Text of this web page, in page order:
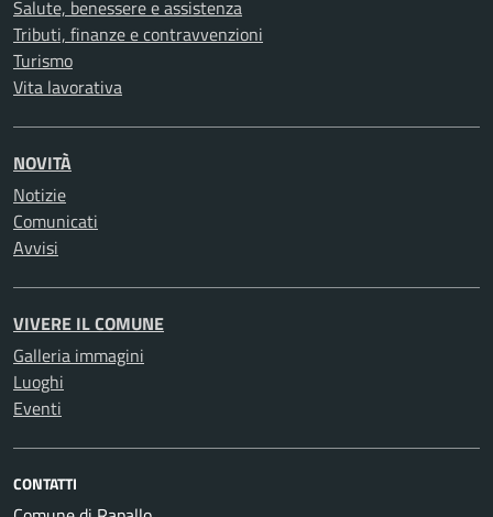
Salute, benessere e assistenza
Tributi, finanze e contravvenzioni
Turismo
Vita lavorativa
NOVITÀ
Notizie
Comunicati
Avvisi
VIVERE IL COMUNE
Galleria immagini
Luoghi
Eventi
CONTATTI